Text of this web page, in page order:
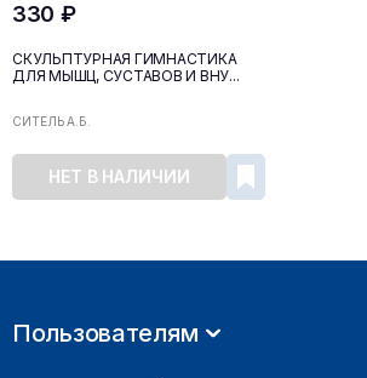
330 ₽
СКУЛЬПТУРНАЯ ГИМНАСТИКА
ДЛЯ МЫШЦ, СУСТАВОВ И ВНУ...
СИТЕЛЬ А.Б.
НЕТ В НАЛИЧИИ
Пользователям